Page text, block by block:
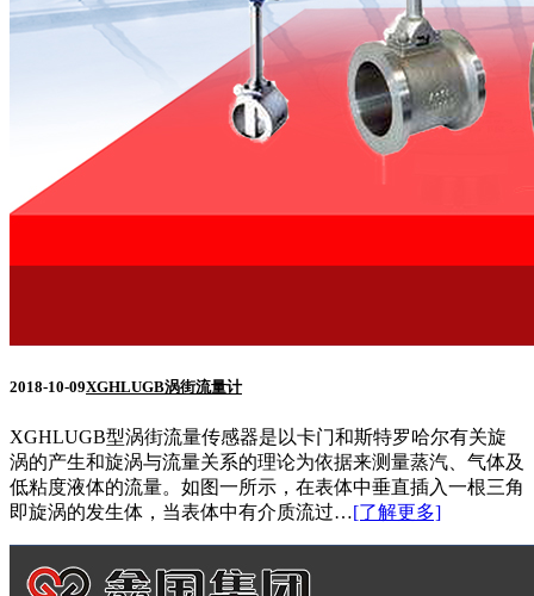
2018-10-09XGHLUGB涡街流量计
XGHLUGB型涡街流量传感器是以卡门和斯特罗哈尔有关旋
涡的产生和旋涡与流量关系的理论为依据来测量蒸汽、气体及
低粘度液体的流量。如图一所示，在表体中垂直插入一根三角
即旋涡的发生体，当表体中有介质流过…[了解更多]